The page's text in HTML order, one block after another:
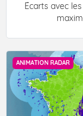
Écarts avec
ANIMATION RADAR